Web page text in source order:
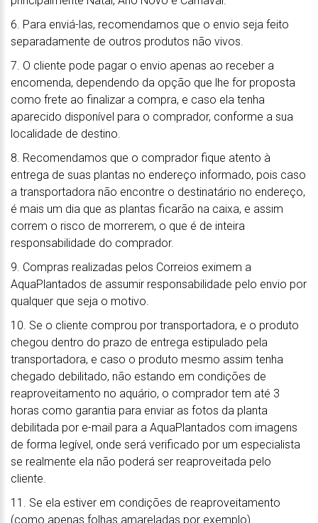
6. Para enviá-las, recomendamos que o envio seja feito
separadamente de outros produtos não vivos.
7. O cliente pode pagar o envio apenas ao receber a
encomenda, dependendo da opção que lhe for proposta
como frete ao finalizar a compra, e caso ela tenha
aparecido disponível para o comprador, conforme a sua
localidade de destino.
8. Recomendamos que o comprador fique atento à
entrega de suas plantas no endereço informado, pois caso
a transportadora não encontre o destinatário no endereço,
é mais um dia que as plantas ficarão na caixa, e assim
correm o risco de morrerem, o que é de inteira
responsabilidade do comprador.
9. Compras realizadas pelos Correios eximem a
AquaPlantados de assumir responsabilidade pelo envio por
qualquer que seja o motivo.
10. Se o cliente comprou por transportadora, e o produto
chegou dentro do prazo de entrega estipulado pela
transportadora, e caso o produto mesmo assim tenha
chegado debilitado, não estando em condições de
reaproveitamento no aquário, o comprador tem até 3
horas como garantia para enviar as fotos da planta
debilitada por e-mail para a AquaPlantados com imagens
de forma legível, onde será verificado por um especialista
se realmente ela não poderá ser reaproveitada pelo
cliente.
11. Se ela estiver em condições de reaproveitamento
(como apenas folhas amareladas por exemplo)